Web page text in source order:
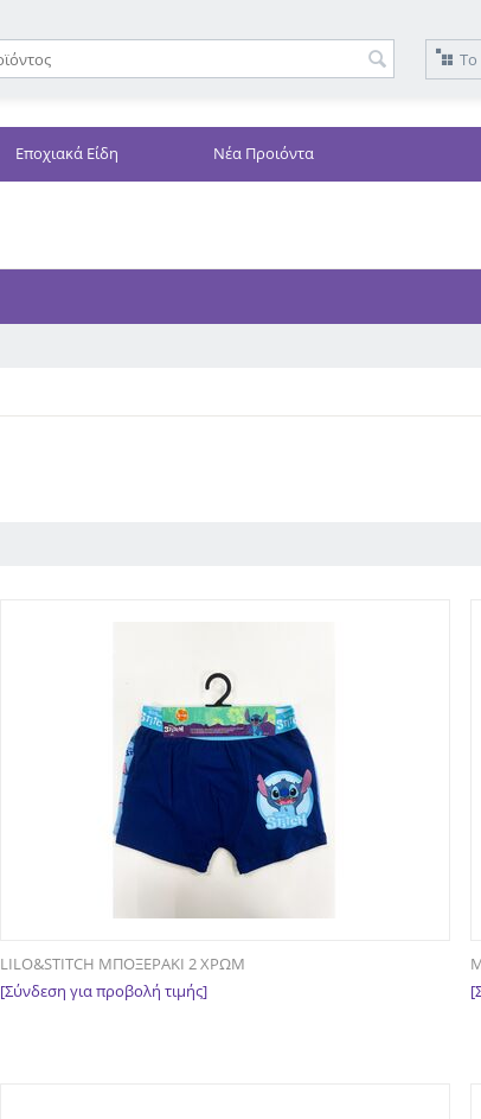
Το
Εποχιακά Είδη Νέα Προιόντα
LILO&STITCH ΜΠΟΞΕΡΑΚΙ 2 ΧΡΩΜ
[Σύνδεση για προβολή τιμής]